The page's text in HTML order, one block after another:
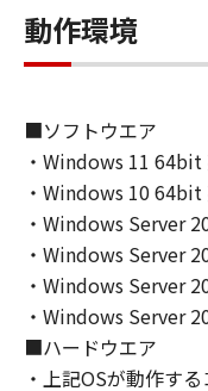
DEFECTIVE,
OF ALL
CORRECTION.
EXCLUSION OF
THE ABOVE
YOU.
THIS
RIGHTS AND
RIGHTS WHICH
OR
NEITHER
AFFILIATES,
動作環境
■ソフトウエア
・Windows 11 64bit
・Windows 10 64bit
・Windows Server
・Windows Server
・Windows Server
・Windows Server
■ハードウエア
・上記OSが動作す